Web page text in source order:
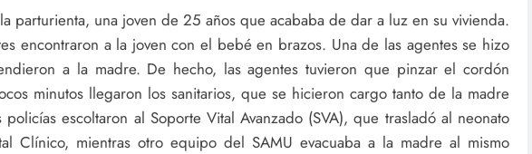
parturienta, una joven de 25 años que acababa de dar a luz en su vivienda.
encontraron a la joven con el bebé en brazos. Una de las agentes se hizo
a la madre. De hecho, las agentes tuvieron que pinzar el cordón
minutos llegaron los sanitarios, que se hicieron cargo tanto de la madre
escoltaron al Soporte Vital Avanzado (SVA), que trasladó al neonato
Clínico, mientras otro equipo del SAMU evacuaba a la madre al mismo